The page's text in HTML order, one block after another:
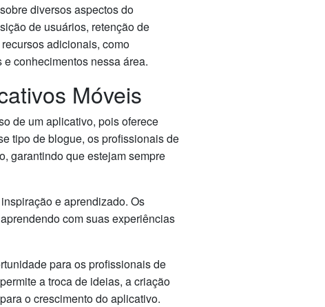
diversos aspectos do
de usuários, retenção de
adicionais, como
conhecimentos nessa área.
Móveis
de um aplicativo, pois oferece
tipo de blogue, os profissionais de
garantindo que estejam sempre
e aprendizado. Os
com suas experiências
para os profissionais de
a troca de ideias, a criação
o crescimento do aplicativo.